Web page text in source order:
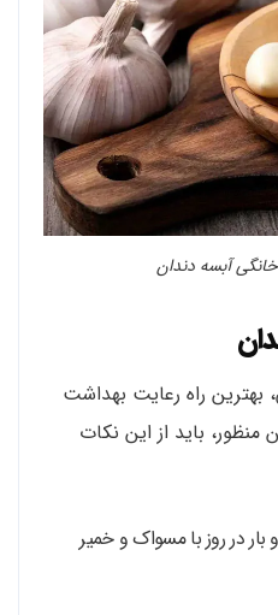
آبسه دندان
بهترین راه رعایت بهداشت
باید از این نکات
در روز با مسواک و خمیر